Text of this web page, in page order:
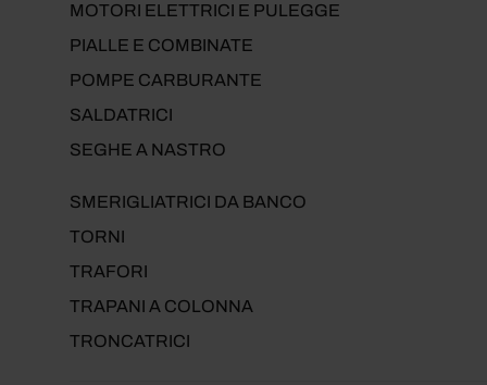
MOTORI ELETTRICI E PULEGGE
PIALLE E COMBINATE
POMPE CARBURANTE
SALDATRICI
SEGHE A NASTRO
SMERIGLIATRICI DA BANCO
TORNI
TRAFORI
TRAPANI A COLONNA
TRONCATRICI